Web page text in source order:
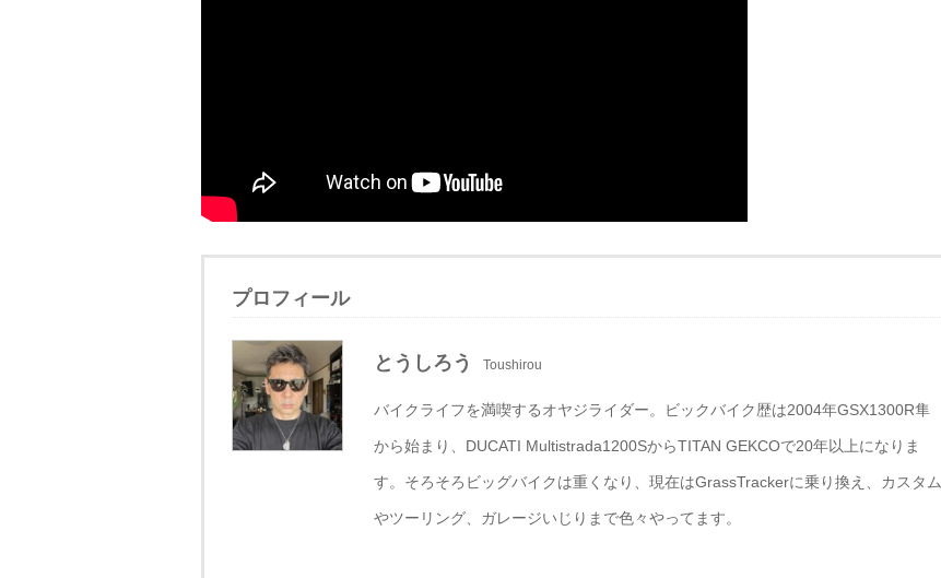
プロフィール
とうしろう Toushirou
バイクライフを満喫するオヤジライダー。ビックバイク歴は2004年GSX1300R隼
から始まり、DUCATI Multistrada1200SからTITAN GEKCOで20年以上になりま
す。そろそろビッグバイクは重くなり、現在はGrassTrackerに乗り換え、カスタム
やツーリング、ガレージいじりまで色々やってます。